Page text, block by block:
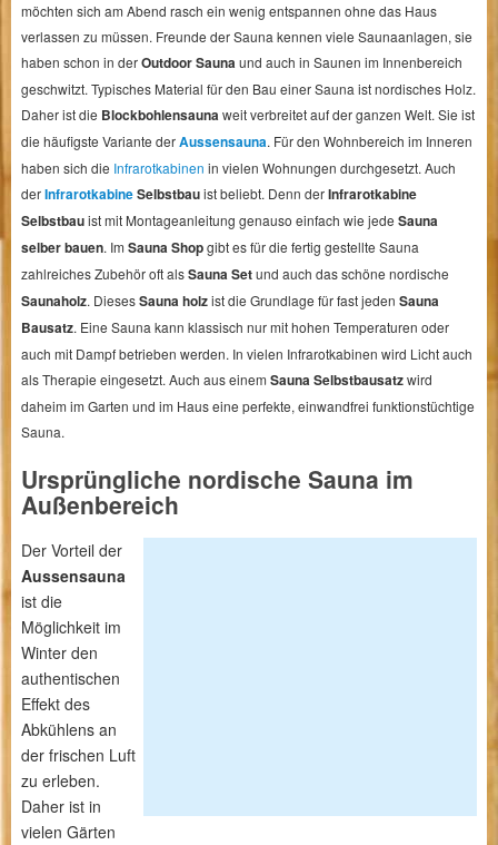
möchten sich am Abend rasch ein wenig entspannen ohne das Haus
verlassen zu müssen. Freunde der Sauna kennen viele Saunaanlagen, sie
haben schon in derOutdoor Sauna und auch in Saunen im Innenbereich
geschwitzt. Typisches Material für den Bau einer Sauna ist nordisches Holz.
Daher ist die Blockbohlensauna weit verbreitet auf der ganzen Welt. Sie ist
die häufigste Variante derAussensauna. Für den Wohnbereich im Inneren
haben sich die Infrarotkabinen in vielen Wohnungen durchgesetzt. Auch
derInfrarotkabineSelbstbauist beliebt. Denn derInfrarotkabine
Selbstbauist mit Montageanleitung genauso einfach wie jede Sauna
selber bauen. Im Sauna Shopgibt es für die fertig gestellte Sauna
zahlreiches Zubehör oft alsSauna Setund auch das schöne nordische
Saunaholz. DiesesSauna holzist die Grundlage für fast jeden Sauna
Bausatz. Eine Sauna kann klassisch nur mit hohen Temperaturen oder
auch mit Dampf betrieben werden. In vielen Infrarotkabinen wird Licht auch
als Therapie eingesetzt. Auch aus einem Sauna Selbstbausatzwird
daheim im Garten und im Haus eine perfekte, einwandfrei funktionstüchtige
Sauna.
Ursprüngliche nordische Sauna im
Außenbereich
Der Vorteil der
Aussensauna
ist die
Möglichkeit im
Winter den
authentischen
Effekt des
Abkühlens an
der frischen Luft
zu erleben.
Daher ist in
vielen Gärten